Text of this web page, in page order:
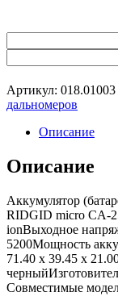
Артикул: 018.01003
дальномеров
Описание
Описание
Аккумулятор
RIDGID micro CA-
ionВыходное
5200Мощность
71.40 x 39.45 x
Совместимые